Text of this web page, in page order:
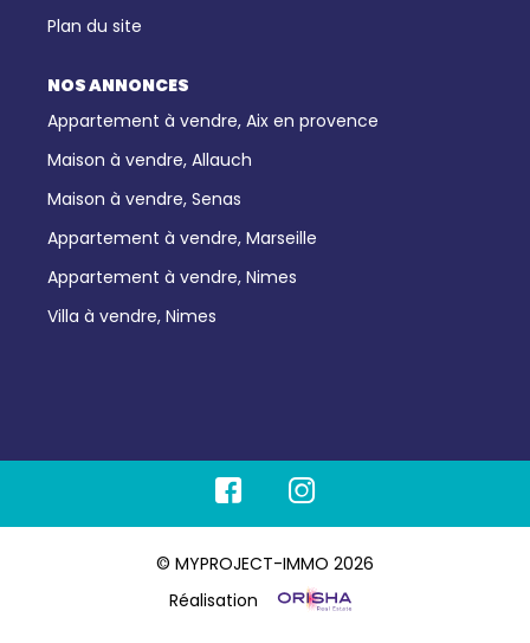
Plan du site
NOS ANNONCES
Appartement à vendre, Aix en provence
Maison à vendre, Allauch
Maison à vendre, Senas
Appartement à vendre, Marseille
Appartement à vendre, Nimes
Villa à vendre, Nimes
© MYPROJECT-IMMO 2026
Réalisation